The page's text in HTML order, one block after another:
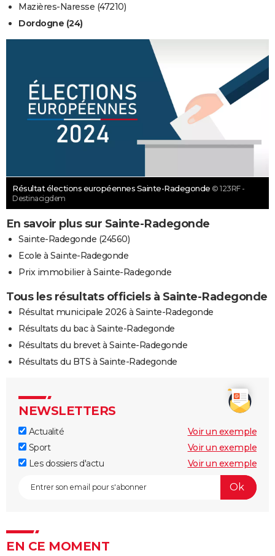
Mazières-Naresse (47210)
Dordogne (24)
Résultat élections européennes Sainte-Radegonde © 123RF -
Destinacigdem
En savoir plus sur Sainte-Radegonde
Sainte-Radegonde (24560)
Ecole à Sainte-Radegonde
Prix immobilier à Sainte-Radegonde
Tous les résultats officiels à Sainte-Radegonde
Résultat municipale 2026 à Sainte-Radegonde
Résultats du bac à Sainte-Radegonde
Résultats du brevet à Sainte-Radegonde
Résultats du BTS à Sainte-Radegonde
NEWSLETTERS
Actualité
Voir un exemple
Sport
Voir un exemple
Les dossiers d'actu
Voir un exemple
EN CE MOMENT